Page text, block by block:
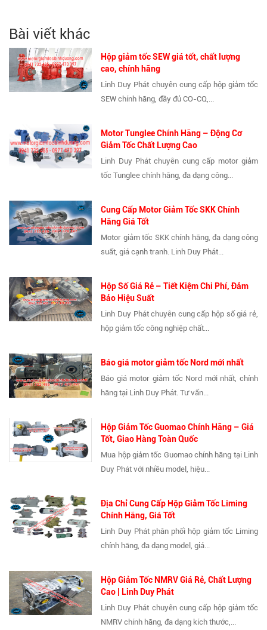
Bài viết khác
Hộp giảm tốc SEW giá tốt, chất lượng
cao, chính hãng
Linh Duy Phát chuyên cung cấp hộp giảm tốc
SEW chính hãng, đầy đủ CO-CQ,...
Motor Tunglee Chính Hãng – Động Cơ
Giảm Tốc Chất Lượng Cao
Linh Duy Phát chuyên cung cấp motor giảm
tốc Tunglee chính hãng, đa dạng công...
Cung Cấp Motor Giảm Tốc SKK Chính
Hãng Giá Tốt
Motor giảm tốc SKK chính hãng, đa dạng công
suất, giá cạnh tranh. Linh Duy Phát...
Hộp Số Giá Rẻ – Tiết Kiệm Chi Phí, Đảm
Bảo Hiệu Suất
Linh Duy Phát chuyên cung cấp hộp số giá rẻ,
hộp giảm tốc công nghiệp chất...
Báo giá motor giảm tốc Nord mới nhất
Báo giá motor giảm tốc Nord mới nhất, chính
hãng tại Linh Duy Phát. Tư vấn...
Hộp Giảm Tốc Guomao Chính Hãng – Giá
Tốt, Giao Hàng Toàn Quốc
Mua hộp giảm tốc Guomao chính hãng tại Linh
Duy Phát với nhiều model, hiệu...
Địa Chỉ Cung Cấp Hộp Giảm Tốc Liming
Chính Hãng, Giá Tốt
Linh Duy Phát phân phối hộp giảm tốc Liming
chính hãng, đa dạng model, giá...
Hộp Giảm Tốc NMRV Giá Rẻ, Chất Lượng
Cao | Linh Duy Phát
Linh Duy Phát chuyên cung cấp hộp giảm tốc
NMRV chính hãng, đa dạng kích thước,...